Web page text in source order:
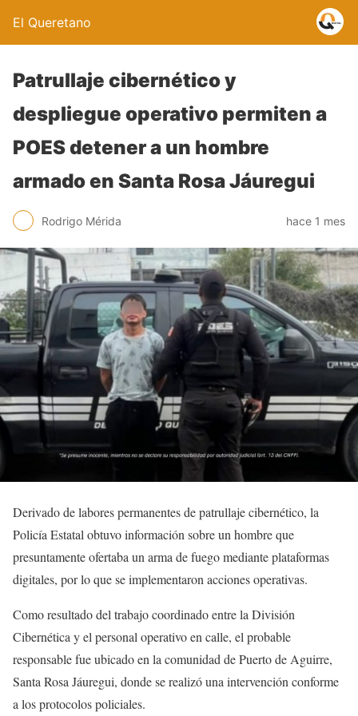
El Queretano
Patrullaje cibernético y
despliegue operativo permiten a
POES detener a un hombre
armado en Santa Rosa Jáuregui
Rodrigo Mérida hace 1 mes
Derivado de labores permanentes de patrullaje cibernético, la
Policía Estatal obtuvo información sobre un hombre que
presuntamente ofertaba un arma de fuego mediante plataformas
digitales, por lo que se implementaron acciones operativas.
Como resultado del trabajo coordinado entre la División
Cibernética y el personal operativo en calle, el probable
responsable fue ubicado en la comunidad de Puerto de Aguirre,
Santa Rosa Jáuregui, donde se realizó una intervención conforme
a los protocolos policiales.